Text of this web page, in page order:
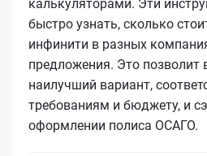
калькуляторами. Эти
быстро узнать, сколько
инфинити в разных
предложения. Это позволит
наилучший вариант,
требованиям и бюджету, и
оформлении полиса ОСАГО.